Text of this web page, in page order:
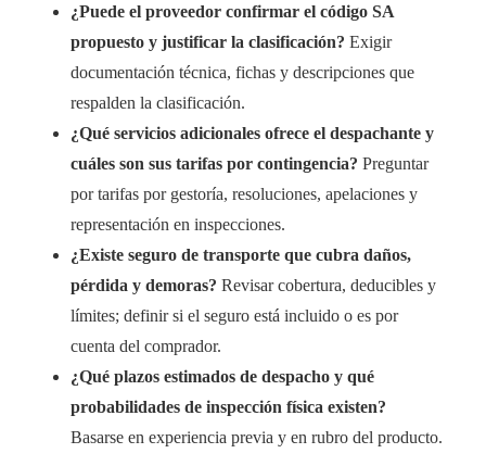
¿Puede el proveedor confirmar el código SA
propuesto y justificar la clasificación? Exigir
documentación técnica, fichas y descripciones que
respalden la clasificación.
¿Qué servicios adicionales ofrece el despachante y
cuáles son sus tarifas por contingencia? Preguntar
por tarifas por gestoría, resoluciones, apelaciones y
representación en inspecciones.
¿Existe seguro de transporte que cubra daños,
pérdida y demoras? Revisar cobertura, deducibles y
límites; definir si el seguro está incluido o es por
cuenta del comprador.
¿Qué plazos estimados de despacho y qué
probabilidades de inspección física existen?
Basarse en experiencia previa y en rubro del producto.